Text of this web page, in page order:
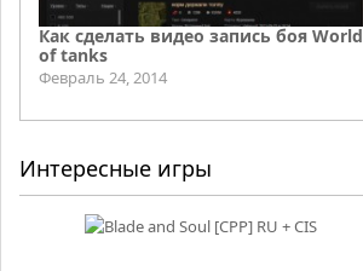
Как сделать видео запись боя World
of tanks
Февраль 24, 2014
Интересные игры